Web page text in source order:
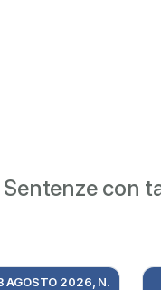
Sentenze con
AGOSTO 2026, N.